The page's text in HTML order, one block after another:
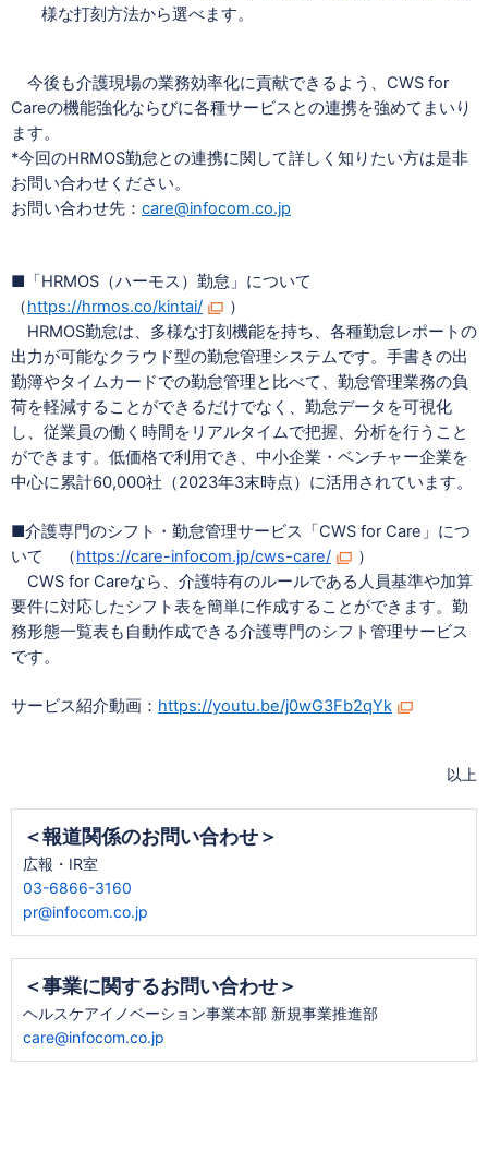
様な打刻方法から選べます。
今後も介護現場の業務効率化に貢献できるよう、 CWS for
Careの機能強化ならびに各種サービスとの連携を強めてまいり
ます。
*今回のHRMOS勤怠との連携に関して詳しく知りたい方は是非
お問い合わせください。
お問い合わせ先： care@infocom.co.jp
■「HRMOS（ハーモス）勤怠」について
（https://hrmos.co/kintai/
）
HRMOS勤怠は、多様な打刻機能を持ち、各種勤怠レポートの
出力が可能なクラウド型の勤怠管理システムです。手書きの出
勤簿やタイムカードでの勤怠管理と比べて、勤怠管理業務の負
荷を軽減することができるだけでなく、勤怠データを可視化
し、従業員の働く時間をリアルタイムで把握、分析を行うこと
ができます。低価格で利用でき、中小企業・ベンチャー企業を
中心に累計60,000社（2023年3末時点）に活用されています。
■介護専門のシフト・勤怠管理サービス「CWS for Care 」につ
いて （https://care-infocom.jp/cws-care/
）
CWS for Careなら、介護特有のルールである人員基準や加算
要件に対応したシフト表を簡単に作成することができます。勤
務形態一覧表も自動作成できる介護専門のシフト管理サービス
です。
サービス紹介動画： https://youtu.be/j0wG3Fb2qYk
以上
＜報道関係のお問い合わせ＞
広報・IR室
03-6866-3160
pr@infocom.co.jp
＜事業に関するお問い合わせ＞
ヘルスケアイノベーション事業本部 新規事業推進部
care@infocom.co.jp